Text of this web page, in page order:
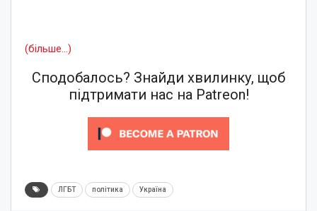
(більше…)
Сподобалось? Знайди хвилинку, щоб
підтримати нас на Patreon!
ЛГБТ політика Україна